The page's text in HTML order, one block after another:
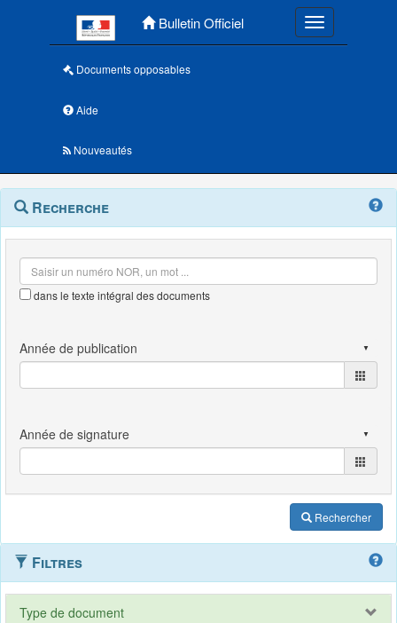
Bulletin Officiel Toggle
Documents opposables
Aide
Nouveautés
Navigation
outils
Menu
contextuel
Recherche
dans le texte intégral des documents
Rechercher
Filtres
Type de document